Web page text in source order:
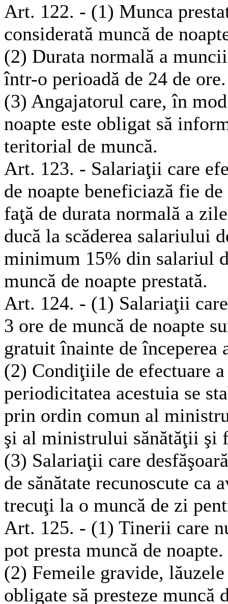
Art. 122. - (1) Munca
considerată muncă de
(2) Durata normală a
într-o perioadă de 24 de ore.
(3) Angajatorul care, în
noapte este obligat să
teritorial de muncă.
Art. 123. - Salariaţii care
de noapte beneficiază fie
faţă de durata normală a
ducă la scăderea salariului
minimum 15% din salariul
muncă de noapte prestată.
Art. 124. - (1) Salariaţii
3 ore de muncă de noapte
gratuit înainte de
(2) Condiţiile de efectuare
periodicitatea acestuia se
prin ordin comun al
şi al ministrului sănătăţii şi
(3) Salariaţii care
de sănătate recunoscute ca
trecuţi la o muncă de zi
Art. 125. - (1) Tinerii care
pot presta muncă de noapte.
(2) Femeile gravide,
obligate să presteze muncă